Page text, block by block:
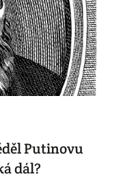
Putinovu
dál?